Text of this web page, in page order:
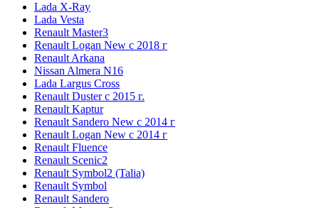
Lada X-Ray
Lada Vesta
Renault Master3
Renault Logan New с 2018 г
Renault Arkana
Nissan Almera N16
Lada Largus Cross
Renault Duster с 2015 г.
Renault Kaptur
Renault Sandero New с 2014 г
Renault Logan New с 2014 г
Renault Fluence
Renault Scenic2
Renault Symbol2 (Talia)
Renault Symbol
Renault Sandero